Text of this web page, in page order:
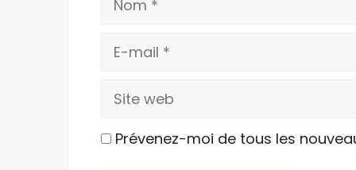
E-
Site
Prévenez-moi de tous les